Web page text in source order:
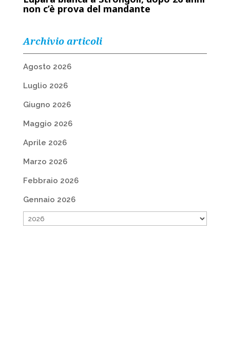
non c’è prova del mandante
Archivio articoli
Agosto 2026
Luglio 2026
Giugno 2026
Maggio 2026
Aprile 2026
Marzo 2026
Febbraio 2026
Gennaio 2026